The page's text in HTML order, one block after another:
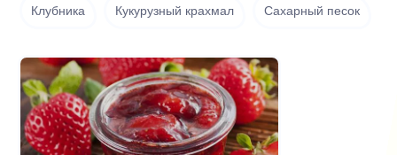
Клубника Кукурузный крахмал Сахарный песок